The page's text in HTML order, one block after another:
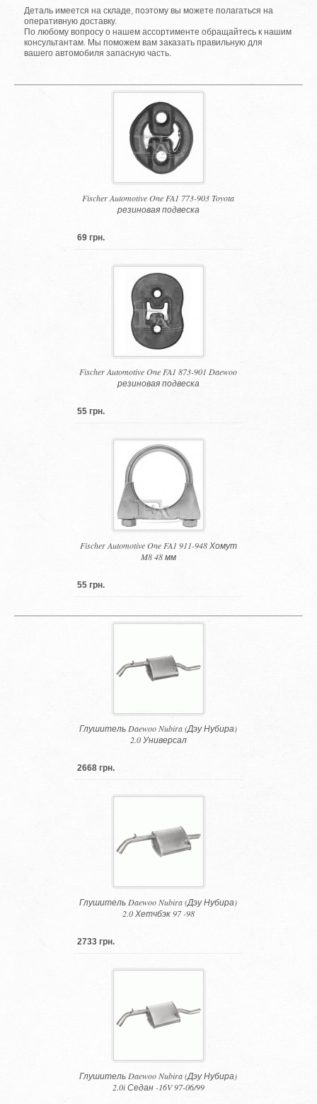
Деталь имеется на складе, поэтому вы можете полагаться на
оперативную доставку.
По любому вопросу о нашем ассортименте обращайтесь к нашим
консультантам. Мы поможем вам заказать правильную для
вашего автомобиля запасную часть.
Fischer Automotive One FA1 773-903 Toyota
резиновая подвеска
69 грн.
Fischer Automotive One FA1 873-901 Daewoo
резиновая подвеска
55 грн.
Fischer Automotive One FA1 911-948 Хомут
M8 48 мм
55 грн.
Глушитель Daewoo Nubira (Дэу Нубира)
2.0 Универсал
2668 грн.
Глушитель Daewoo Nubira (Дэу Нубира)
2.0 Хетчбэк 97 -98
2733 грн.
Глушитель Daewoo Nubira (Дэу Нубира)
2.0i Седан -16V 97-06/99